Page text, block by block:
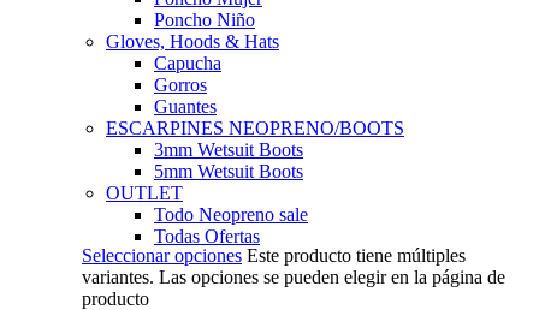
Poncho Niño
Gloves, Hoods & Hats
Capucha
Gorros
Guantes
ESCARPINES NEOPRENO/BOOTS
3mm Wetsuit Boots
5mm Wetsuit Boots
OUTLET
Todo Neopreno sale
Todas Ofertas
Seleccionar opciones Este producto tiene múltiples
variantes. Las opciones se pueden elegir en la página de
producto